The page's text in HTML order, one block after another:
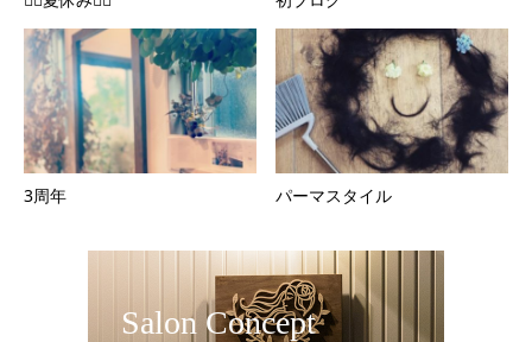
3周年 パーマスタイル
Salon Concept